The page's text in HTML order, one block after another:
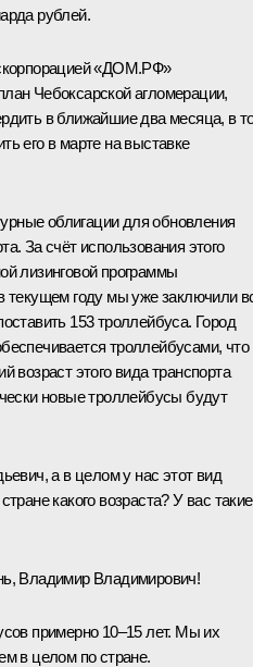
рублей.
«ДОМ.РФ»
Чебоксарской агломерации,
в ближайшие два месяца, в
его в марте на выставке
облигации для обновления
За счёт использования этого
лизинговой программы
текущем году мы уже заключили
153 троллейбуса. Город
троллейбусами, что
возраст этого вида транспорта
новые троллейбусы будут
а в целом у нас этот вид
какого возраста? У вас такие
Владимир Владимирович!
примерно 10–15 лет. Мы их
в целом по стране.